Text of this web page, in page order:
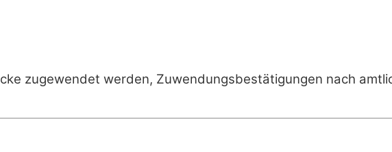
zugewendet werden, Zuwendungsbestätigungen nach